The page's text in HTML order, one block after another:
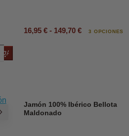
Añadir al carrito
16,95 € - 149,70 € 3 OPCIONES
Jamón 100% Ibérico Bellota
Maldonado